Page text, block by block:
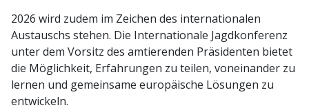
2026 wird zudem im Zeichen des internationalen
Austauschs stehen. Die Internationale Jagdkonferenz
unter dem Vorsitz des amtierenden Präsidenten bietet
die Möglichkeit, Erfahrungen zu teilen, voneinander zu
lernen und gemeinsame europäische Lösungen zu
entwickeln.